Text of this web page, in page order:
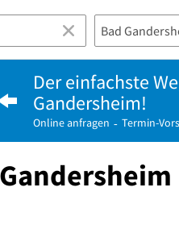
Der einfachste
Gandersheim!
Online anfragen Termin-